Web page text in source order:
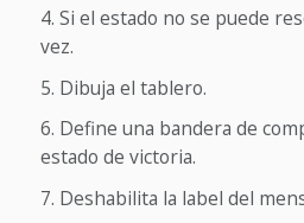
Si el estado no se puede
vez.
Dibuja el tablero.
Define una bandera de
estado de victoria.
Deshabilita la label del